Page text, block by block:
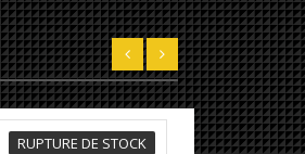
RUPTURE DE STOCK